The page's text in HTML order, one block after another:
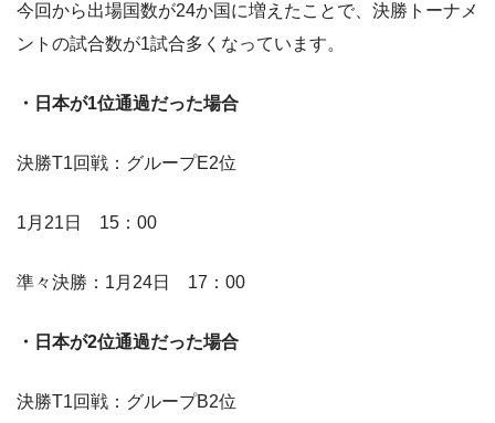
今回から出場国数が24か国に増えたことで、決勝トーナメ
ントの試合数が1試合多くなっています。
・日本が1位通過だった場合
決勝T1回戦：グループE2位
1月21日 15：00
準々決勝：1月24日 17：00
・日本が2位通過だった場合
決勝T1回戦：グループB2位